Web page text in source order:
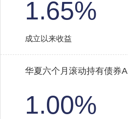
1.65%
成立以来收益
华夏六个月滚动持有债券A
1.00%